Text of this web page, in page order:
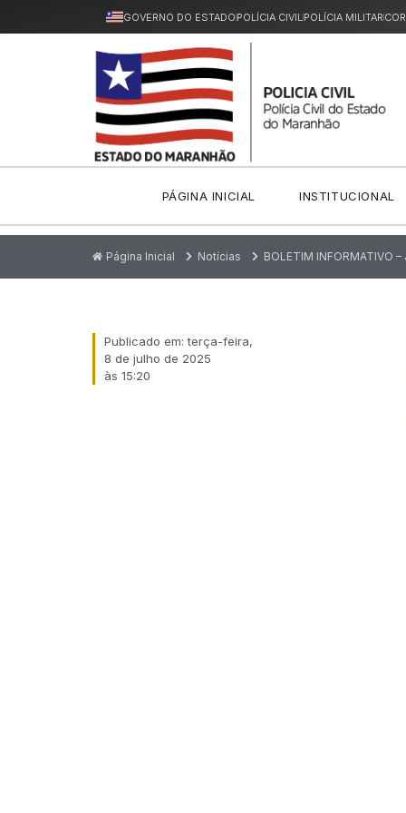
GOVERNO DO ESTADOPOLÍCIA CIVILPOLÍCIA MILITAR
PÁGINA INICIAL INSTITUCIONAL
Página Inicial Notícias BOLETIM INFORMATIVO
Publicado em:terça-feira,
8 de julho de 2025
às 15:20